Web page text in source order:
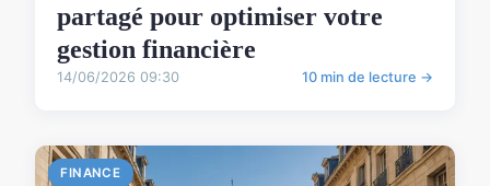
partagé pour optimiser votre
gestion financière
14/06/2026 09:30 10 min de lecture →
FINANCE